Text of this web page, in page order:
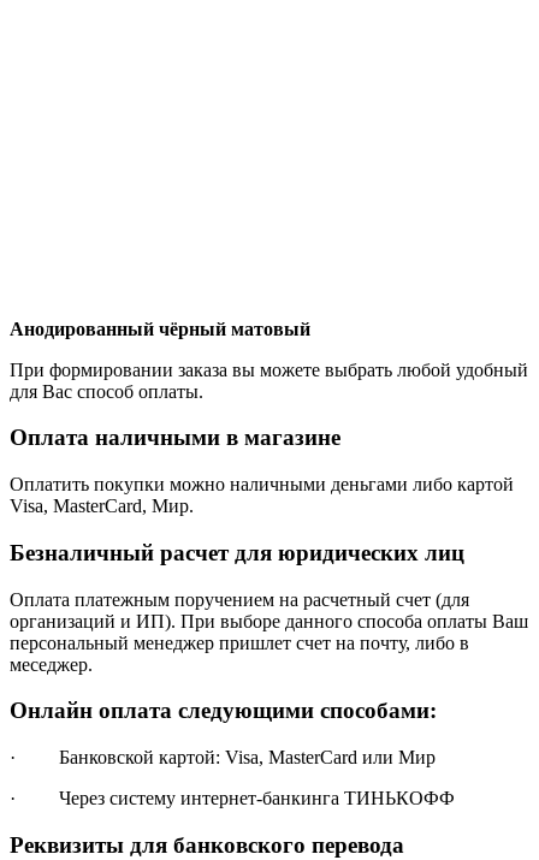
Анодированный чёрный матовый
При формировании заказа вы можете выбрать любой удобный
для Вас способ оплаты.
Оплата наличными в магазине
Оплатить покупки можно наличными деньгами либо картой
Visa, MasterCard, Мир.
Безналичный расчет для юридических лиц
Оплата платежным поручением на расчетный счет (для
организаций и ИП). При выборе данного способа оплаты Ваш
персональный менеджер пришлет счет на почту, либо в
меседжер.
Онлайн оплата следующими способами:
· Банковской картой: Visa, MasterCard или Мир
· Через систему интернет-банкинга ТИНЬКОФФ
Реквизиты для банковского перевода